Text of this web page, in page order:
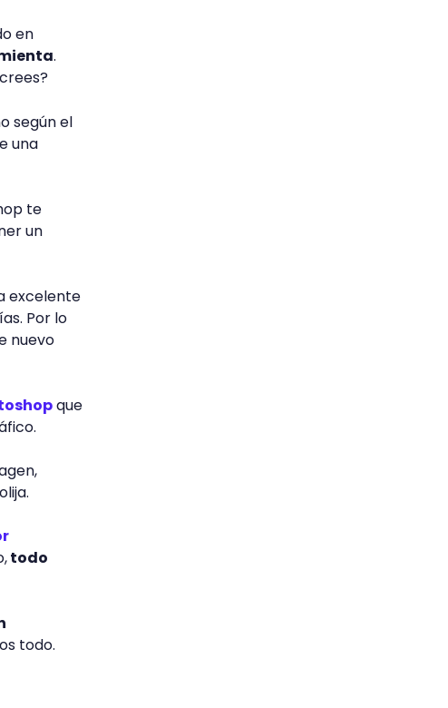
en
.
según el
una
te
un
excelente
Por lo
nuevo
que
todo
todo.